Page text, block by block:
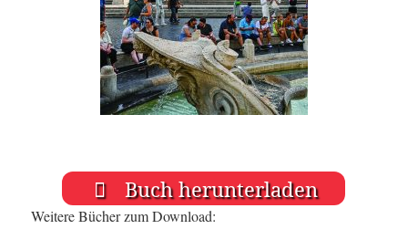
Buch herunterladen
Weitere Bücher zum Download: